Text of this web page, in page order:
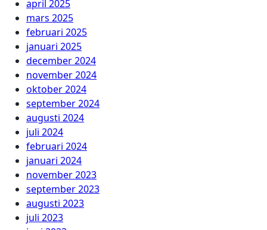
april 2025
mars 2025
februari 2025
januari 2025
december 2024
november 2024
oktober 2024
september 2024
augusti 2024
juli 2024
februari 2024
januari 2024
november 2023
september 2023
augusti 2023
juli 2023